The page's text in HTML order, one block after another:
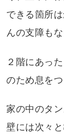
できる箇所
んの支障も
２階にあっ
のため息をつ
家の中のタ
壁には次々